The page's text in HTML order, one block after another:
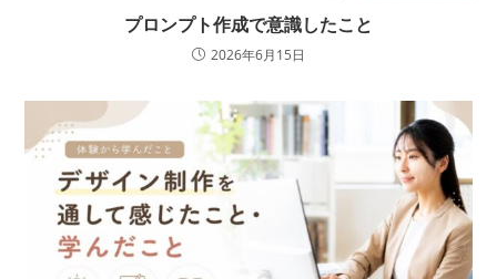
プロンプト作成で意識したこと
2026年6月15日